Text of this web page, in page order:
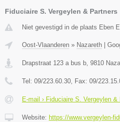
Fiduciaire S. Vergeylen & Partners
Niet gevestigd in de plaats Eben
Oost-Vlaanderen » Nazareth
Drapstraat 123 a bus b, 9810
Tel: 09/223.60.30, Fax: 09/
E-mail › Fiduciaire S. Vergeylen &
Website: https://www.vergeylen-